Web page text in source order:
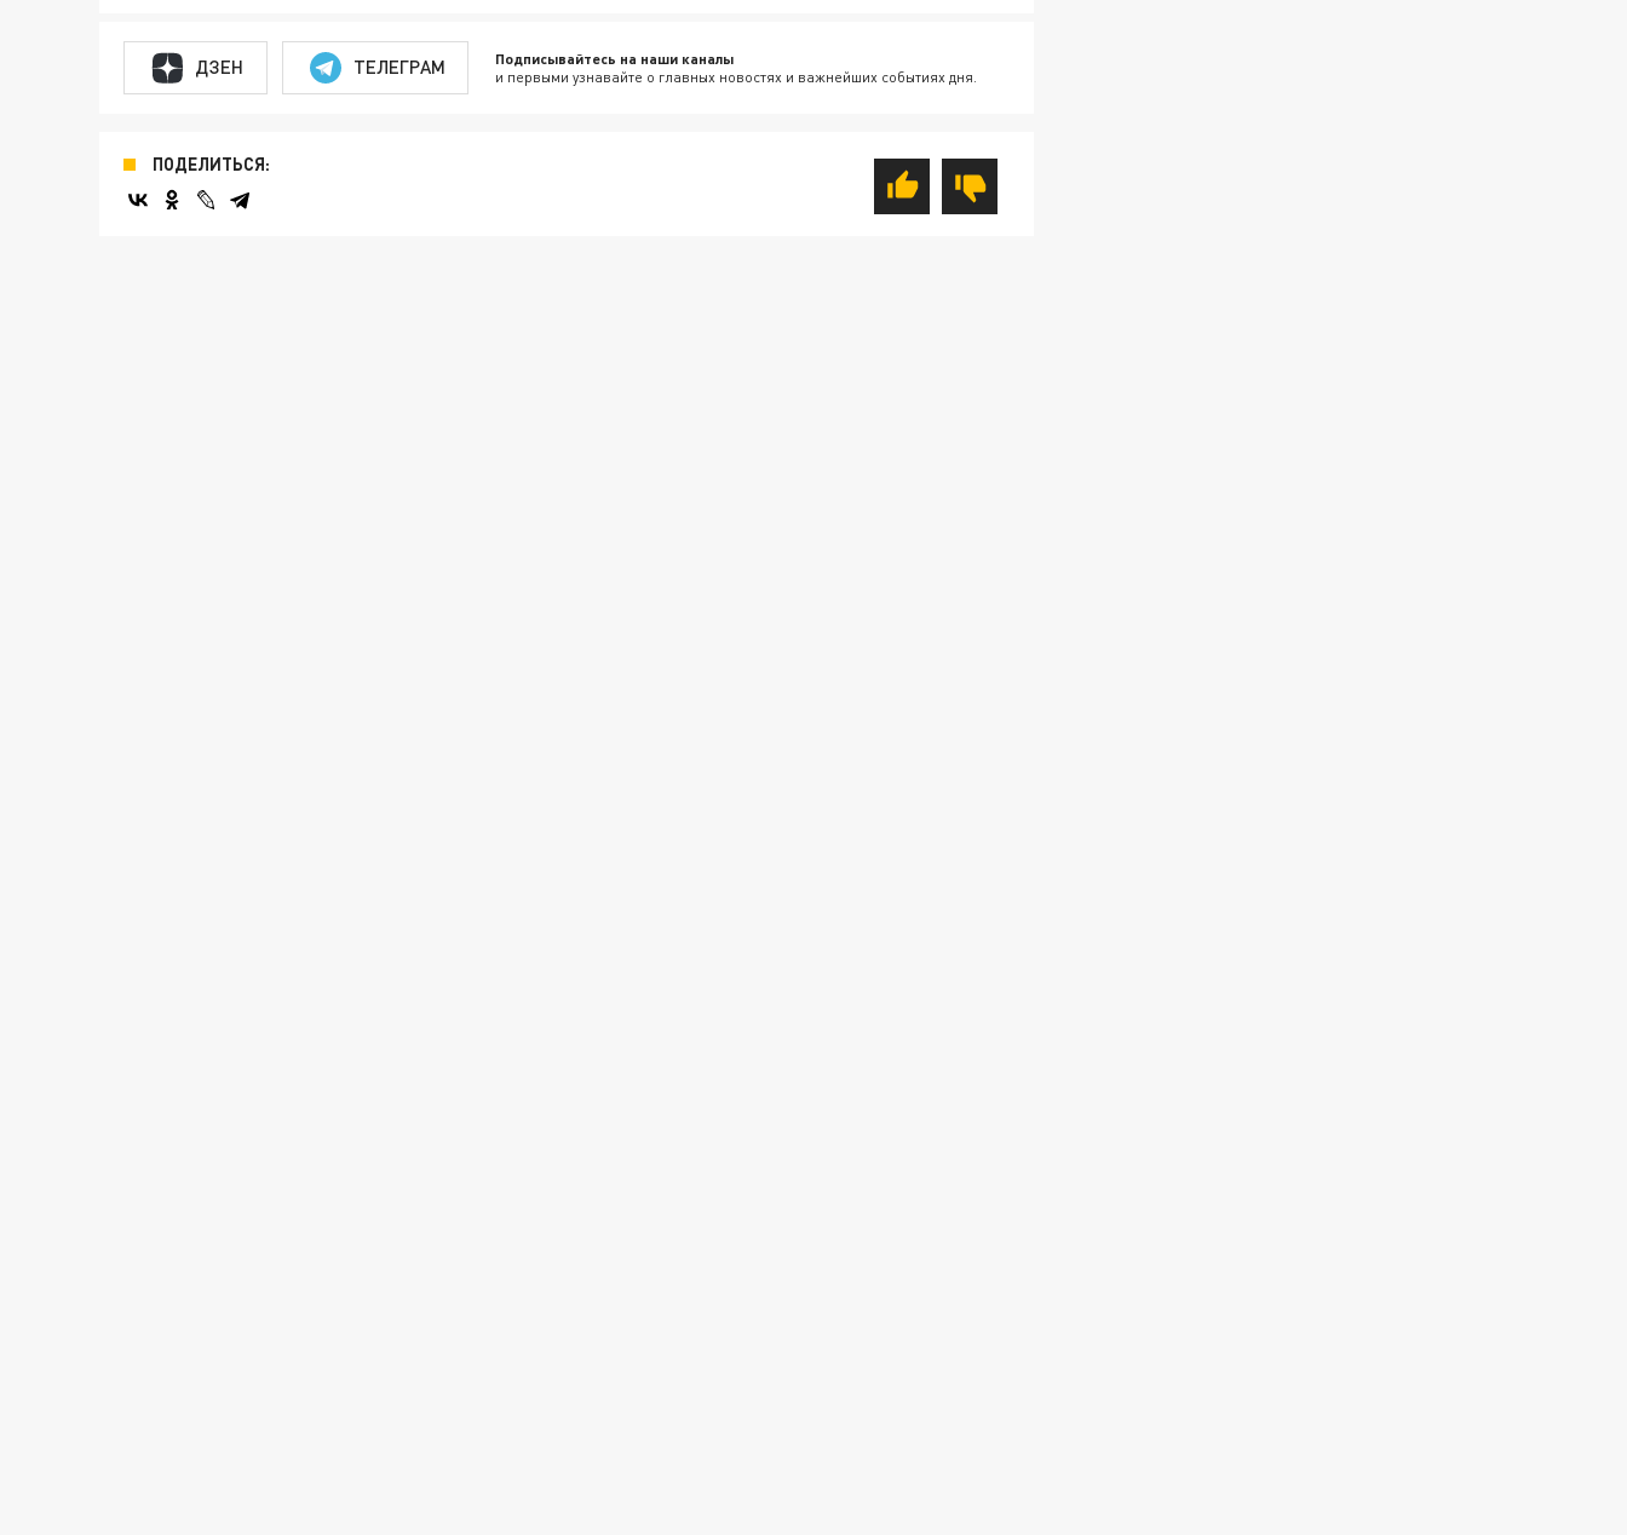
ДЗЕН ТЕЛЕГРАМ Подписывайтесь на наши каналы
и первыми узнавайте о главных новостях и важнейших событиях дня.
ПОДЕЛИТЬСЯ: